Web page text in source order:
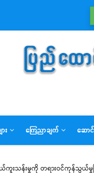
း ကြေညာချက် ဆောင်
ကူးသန်းမှုကို တရားဝင်ကုန်သွယ်မှု